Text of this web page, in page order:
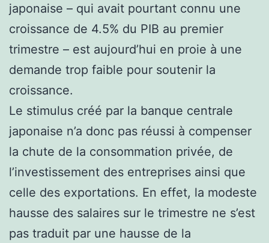
japonaise – qui avait pourtant connu une
croissance de 4.5% du PIB au premier
trimestre – est aujourd’hui en proie à une
demande trop faible pour soutenir la
croissance.
Le stimulus créé par la banque centrale
japonaise n’a donc pas réussi à compenser
la chute de la consommation privée, de
l’investissement des entreprises ainsi que
celle des exportations. En effet, la modeste
hausse des salaires sur le trimestre ne s’est
pas traduit par une hausse de la